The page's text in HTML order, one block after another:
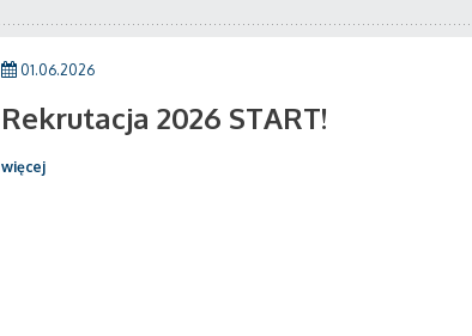
01.06.2026
Rekrutacja 2026 START!
więcej